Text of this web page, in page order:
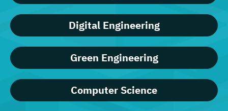
Digital Engineering
Green Engineering
Computer Science